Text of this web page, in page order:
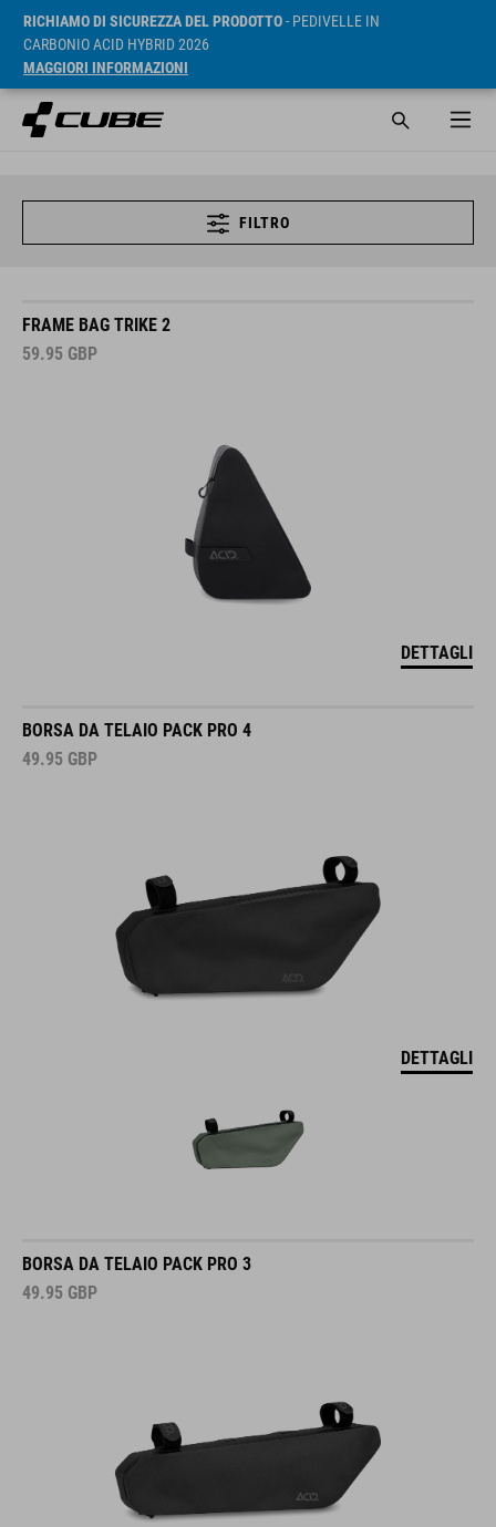
RICHIAMO DI SICUREZZA DEL PRODOTTO- PEDIVELLE IN
CARBONIO ACID HYBRID 2026
MAGGIORI INFORMAZIONI
FILTRO
FRAME BAG TRIKE 2
59.95 GBP
DETTAGLI
BORSA DA TELAIO PACK PRO 4
49.95 GBP
DETTAGLI
BORSA DA TELAIO PACK PRO 3
49.95 GBP